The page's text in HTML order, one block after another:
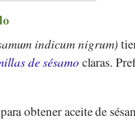
indicum nigrum)
de sésamo claras.
obtener aceite de